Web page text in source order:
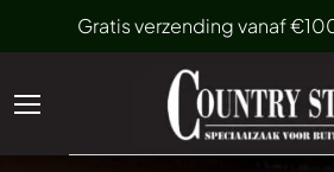
Gratis verzending vanaf